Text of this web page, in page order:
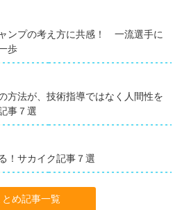
ンプの考え方に共感！ 一流選手に
歩
方法が、技術指導ではなく人間性を
事７選
！サカイク記事７選
とめ記事一覧